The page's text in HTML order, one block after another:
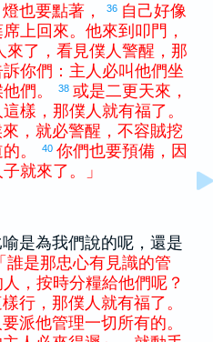
燈也要點著 ， 36 自己好像
席 上 回來。 他來到 叩門 ，
來了 ， 看見僕人 警醒 ， 那
訴你們 ： 主人 必叫 他們坐
他們。 38 或是二更天來 ，
這樣 ， 那僕人 就有福了 。
來 ， 就必警醒 ， 不容賊挖
的。 40 你們也要預備 ， 因
子就來了 。
」
是為我們說的呢，還是
「 誰是那忠心有見識的管
人 ， 按時分糧給他們呢 ？
行 ， 那僕人 就有福了 。
要派他管理一切 所有的。